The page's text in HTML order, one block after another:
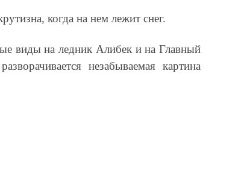
когда на нем лежит снег.
виды на ледник Алибек и на Главный
незабываемая картина